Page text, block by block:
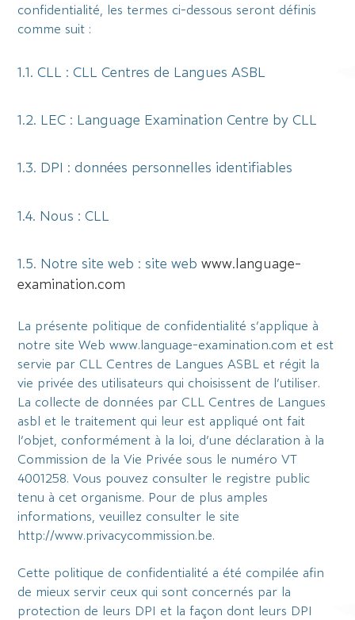
confidentialité, les termes ci-dessous seront définis
comme suit :
1.1. CLL : CLL Centres de Langues ASBL
1.2. LEC : Language Examination Centre by CLL
1.3. DPI : données personnelles identifiables
1.4. Nous : CLL
1.5. Notre site web : site webwww.language-
examination.com
La présente politique de confidentialité s’applique à
notre site Web www.language-examination.com et est
servie par CLL Centres de Langues ASBL et régit la
vie privée des utilisateurs qui choisissent de l’utiliser.
La collecte de données par CLL Centres de Langues
asbl et le traitement qui leur est appliqué ont fait
l’objet, conformément à la loi, d’une déclaration à la
Commission de la Vie Privée sous le numéro VT
4001258. Vous pouvez consulter le registre public
tenu à cet organisme. Pour de plus amples
informations, veuillez consulter le site
http://www.privacycommission.be.
Cette politique de confidentialité a été compilée afin
de mieux servir ceux qui sont concernés par la
protection de leurs DPI et la façon dont leurs DPI